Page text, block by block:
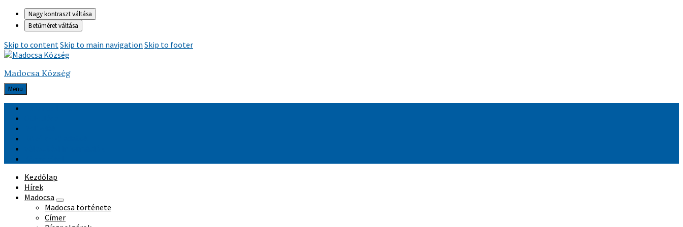
Nagy kontraszt váltása
Betűméret váltása
Skip to contentSkip to main navigation Skip to footer
Madocsa Község
Menu
Kezdőlap
Hírek
Madocsa
Madocsa története
Címer